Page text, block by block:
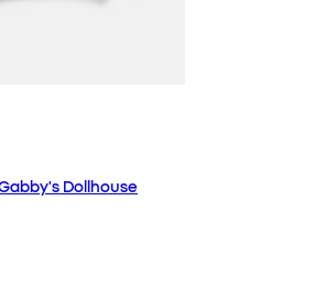
Dollhouse